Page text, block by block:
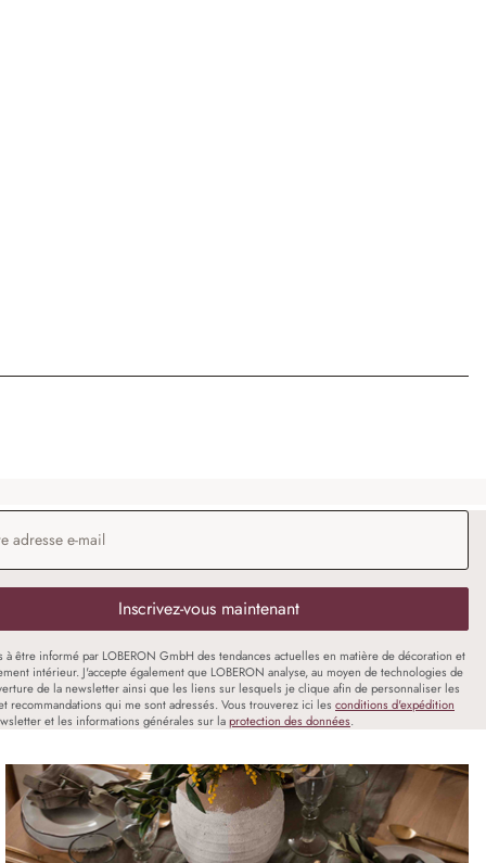
mail
Inscrivez-vous maintenant
à être informé par LOBERON GmbH des tendances actuelles en matière de décoration et
intérieur. J'accepte également que LOBERON analyse, au moyen de technologies de
de la newsletter ainsi que les liens sur lesquels je clique afin de personnaliser les
recommandations qui me sont adressés. Vous trouverez ici les conditions d'expédition
et les informations générales sur laprotection des données.